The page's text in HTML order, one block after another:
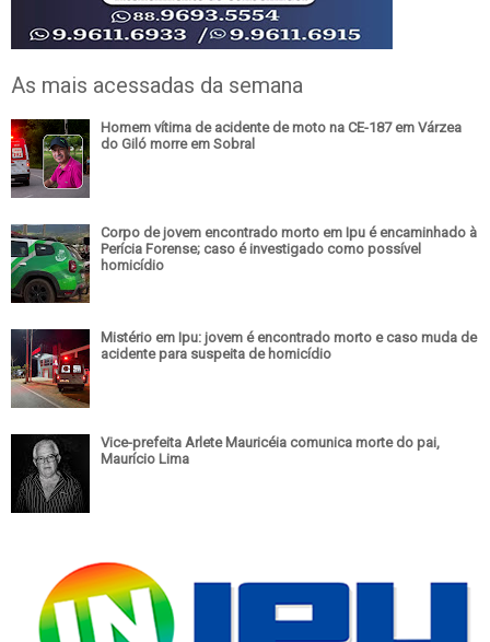
As mais acessadas da semana
Homem vítima de acidente de moto na CE-187 em Várzea
do Giló morre em Sobral
Corpo de jovem encontrado morto em Ipu é encaminhado à
Perícia Forense; caso é investigado como possível
homicídio
Mistério em Ipu: jovem é encontrado morto e caso muda de
acidente para suspeita de homicídio
Vice-prefeita Arlete Mauricéia comunica morte do pai,
Maurício Lima